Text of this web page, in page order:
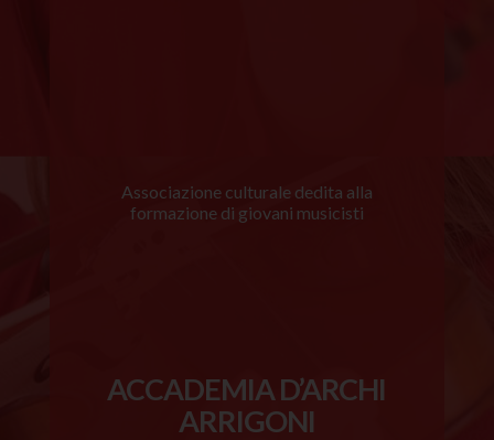
ACCADEMIA D’ARCHI
ARRIGONI
Associazione culturale dedita alla
formazione di giovani musicisti